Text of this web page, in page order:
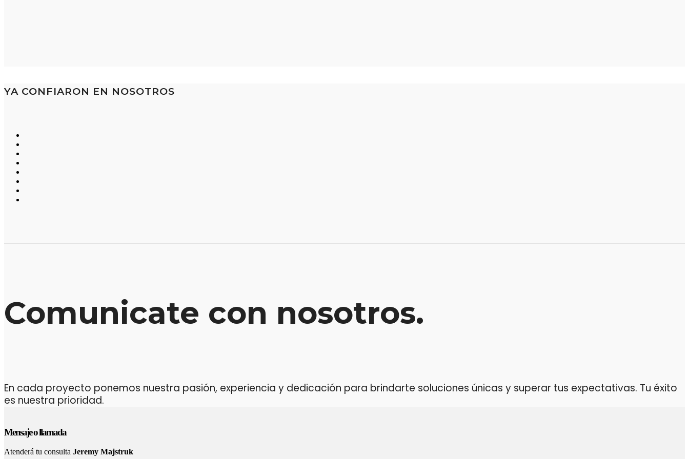
YA CONFIARON EN NOSOTROS
Comunicate con nosotros.
En cada proyecto ponemos nuestra pasión, experiencia y dedicación para brindarte soluciones únicas y superar tus expectativas. Tu éxito
es nuestra prioridad.
Mensaje o llamada
Atenderá tu consulta Jeremy Majstruk